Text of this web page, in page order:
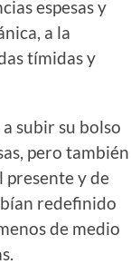
espesas y
a la
tímidas y
subir su bolso
pero también
presente y de
redefinido
de medio